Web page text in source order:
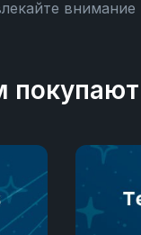
внимание
покупают